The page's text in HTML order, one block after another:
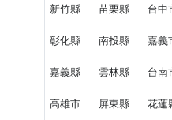
新竹縣 苗栗縣 台中
彰化縣 南投縣 嘉義
嘉義縣 雲林縣 台南
高雄市 屏東縣 花蓮